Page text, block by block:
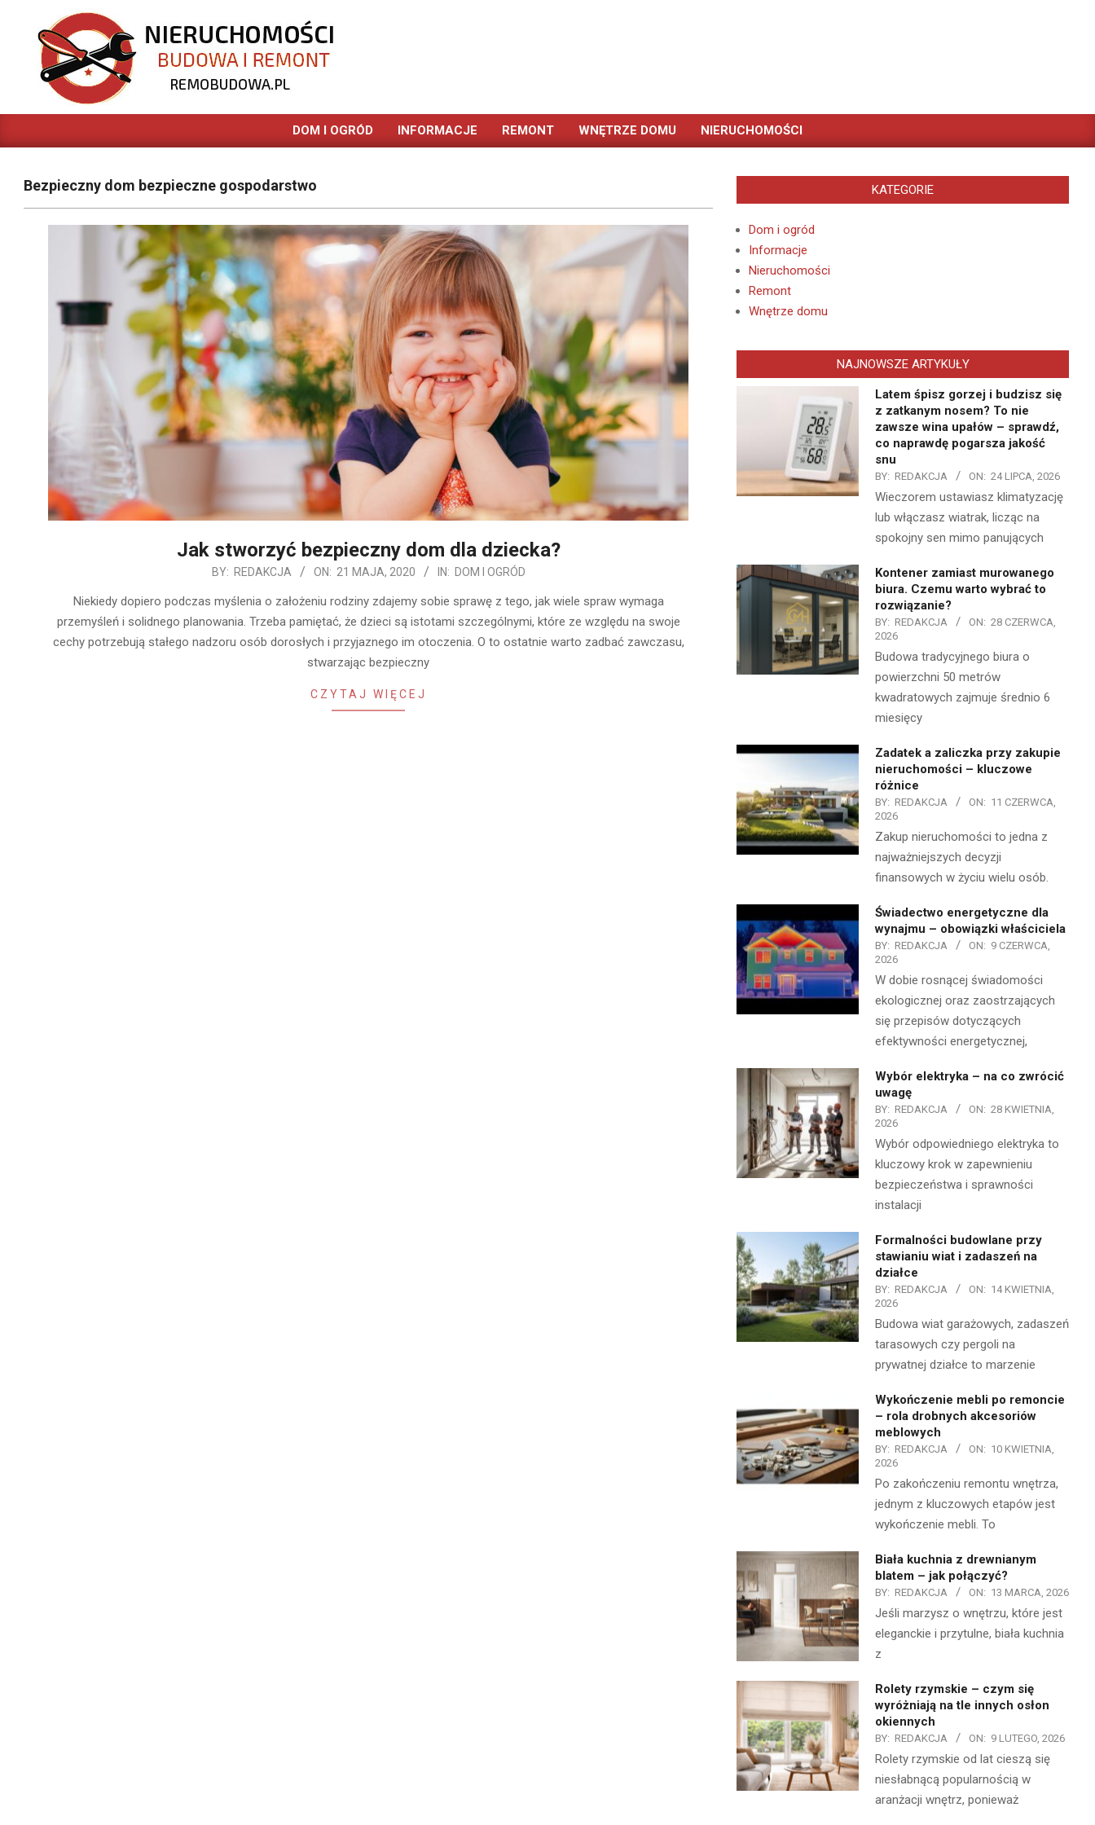
content
REMOBUDOWA.PL
Primary
DOM I OGRÓD INFORMACJE REMONT WNĘTRZE DOMU NIERUCHOMOŚCI
Bezpieczny dom bezpieczne gospodarstwo
Jak stworzyć bezpieczny dom dla dziecka?
BY: REDAKCJA ON: 21 MAJA, 2020 IN: DOM I OGRÓD
Niekiedy dopiero podczas myślenia o założeniu rodziny zdajemy sobie sprawę z tego, jak wiele spraw wymaga
przemyśleń i solidnego planowania. Trzeba pamiętać, że dzieci są istotami szczególnymi, które ze względu na swoje
cechy potrzebują stałego nadzoru osób dorosłych i przyjaznego im otoczenia. O to ostatnie warto zadbać zawczasu,
stwarzając bezpieczny
CZYTAJ WIĘCEJ
KATEGORIE
Dom i ogród
Informacje
Nieruchomości
Remont
Wnętrze domu
NAJNOWSZE ARTYKUŁY
Latem śpisz gorzej i budzisz się
z zatkanym nosem? To nie
zawsze wina upałów – sprawdź,
co naprawdę pogarsza jakość
snu
BY: REDAKCJA ON: 24 LIPCA, 2026
Wieczorem ustawiasz klimatyzację
lub włączasz wiatrak, licząc na
spokojny sen mimo panujących
Kontener zamiast murowanego
biura. Czemu warto wybrać to
rozwiązanie?
BY: REDAKCJA ON: 28 CZERWCA,
2026
Budowa tradycyjnego biura o
powierzchni 50 metrów
kwadratowych zajmuje średnio 6
miesięcy
Zadatek a zaliczka przy zakupie
nieruchomości – kluczowe
różnice
BY: REDAKCJA ON: 11 CZERWCA,
2026
Zakup nieruchomości to jedna z
najważniejszych decyzji
finansowych w życiu wielu osób.
Świadectwo energetyczne dla
wynajmu – obowiązki właściciela
BY: REDAKCJA ON: 9 CZERWCA,
2026
W dobie rosnącej świadomości
ekologicznej oraz zaostrzających
się przepisów dotyczących
efektywności energetycznej,
Wybór elektryka – na co zwrócić
uwagę
BY: REDAKCJA ON: 28 KWIETNIA,
2026
Wybór odpowiedniego elektryka to
kluczowy krok w zapewnieniu
bezpieczeństwa i sprawności
instalacji
Formalności budowlane przy
stawianiu wiat i zadaszeń na
działce
BY: REDAKCJA ON: 14 KWIETNIA,
2026
Budowa wiat garażowych, zadaszeń
tarasowych czy pergoli na
prywatnej działce to marzenie
Wykończenie mebli po remoncie
– rola drobnych akcesoriów
meblowych
BY: REDAKCJA ON: 10 KWIETNIA,
2026
Po zakończeniu remontu wnętrza,
jednym z kluczowych etapów jest
wykończenie mebli. To
Biała kuchnia z drewnianym
blatem – jak połączyć?
BY: REDAKCJA ON: 13 MARCA, 2026
Jeśli marzysz o wnętrzu, które jest
eleganckie i przytulne, biała kuchnia
z
Rolety rzymskie – czym się
wyróżniają na tle innych osłon
okiennych
BY: REDAKCJA ON: 9 LUTEGO, 2026
Rolety rzymskie od lat cieszą się
niesłabnącą popularnością w
aranżacji wnętrz, ponieważ